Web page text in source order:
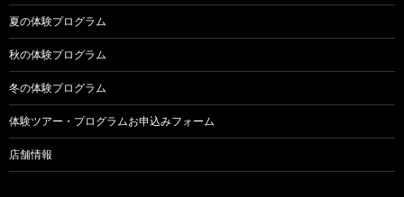
夏の体験プログラム
秋の体験プログラム
冬の体験プログラム
体験ツアー・プログラムお申込みフォーム
店舗情報